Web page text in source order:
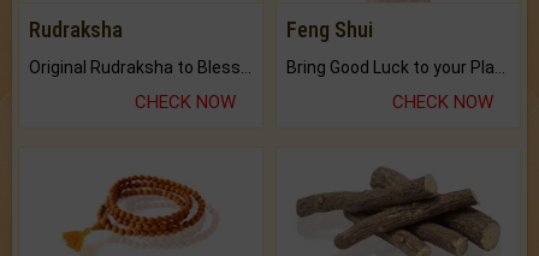
Rudraksha
CHECK NOW
Feng Shui
CHECK NOW